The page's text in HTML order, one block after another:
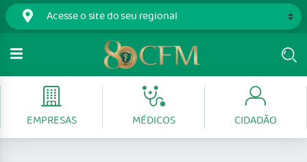
EMPRESAS MÉDICOS CIDADÃO